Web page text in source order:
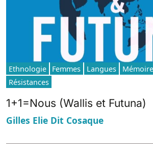
Ethnologie Femmes Langues Mémoire
Résistances
1+1=Nous (Wallis et Futuna)
Gilles Elie Dit Cosaque